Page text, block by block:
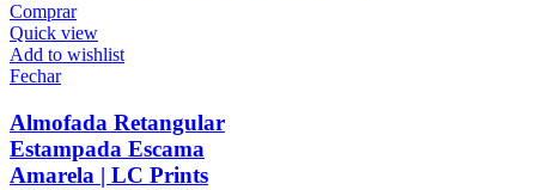
Comprar
Quick view
Add to wishlist
Fechar
Almofada Retangular
Estampada Escama
Amarela | LC Prints